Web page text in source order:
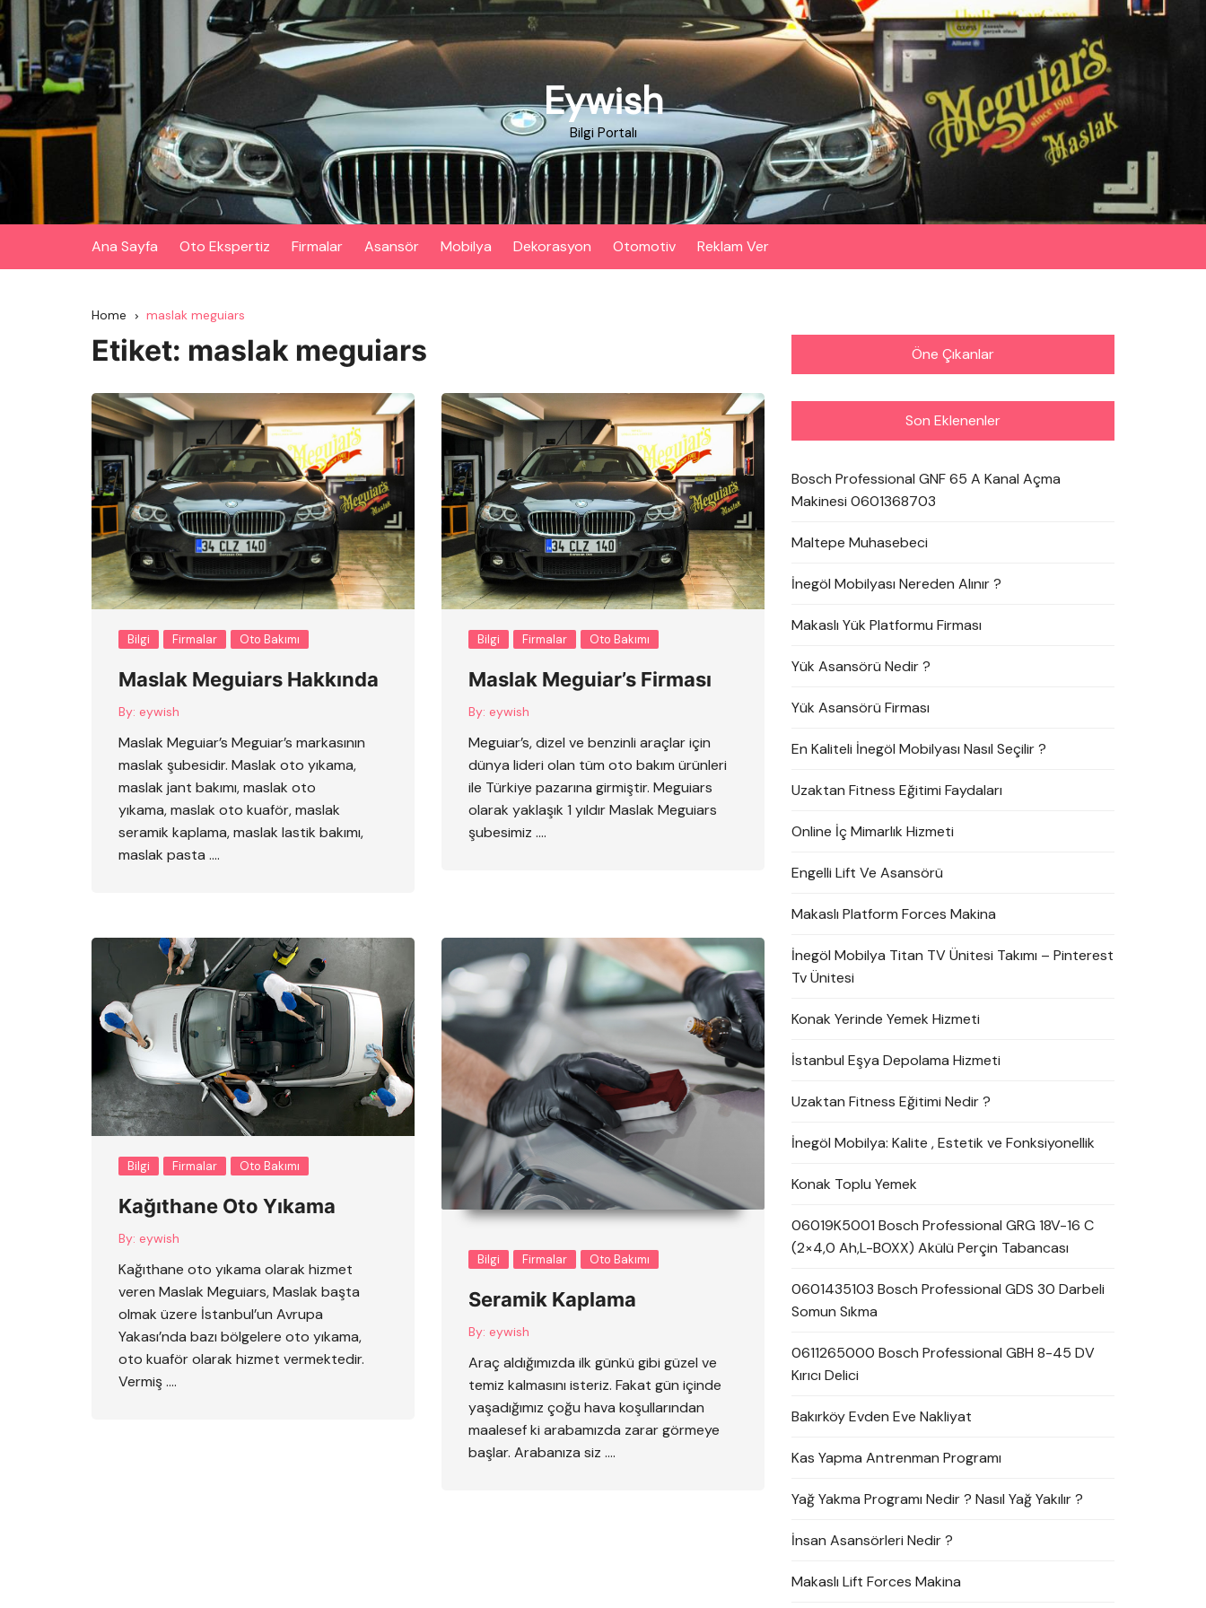
Skip
to
content
Eywish
Bilgi Portalı
Ana Sayfa Oto Ekspertiz Firmalar Asansör Mobilya Dekorasyon Otomotiv Reklam Ver
Home maslak meguiars
Etiket: maslak meguiars
Bilgi Firmalar Oto Bakımı
Maslak Meguiars Hakkında
By: eywish
Maslak Meguiar’s Meguiar’s markasının
maslak şubesidir. Maslak oto yıkama,
maslak jant bakımı, maslak oto
yıkama, maslak oto kuaför, maslak
seramik kaplama, maslak lastik bakımı,
maslak pasta ….
Bilgi Firmalar Oto Bakımı
Maslak Meguiar’s Firması
By: eywish
Meguiar’s, dizel ve benzinli araçlar için
dünya lideri olan tüm oto bakım ürünleri
ile Türkiye pazarına girmiştir. Meguiars
olarak yaklaşık 1 yıldır Maslak Meguiars
şubesimiz ….
Bilgi Firmalar Oto Bakımı
Kağıthane Oto Yıkama
By: eywish
Kağıthane oto yıkama olarak hizmet
veren Maslak Meguiars, Maslak başta
olmak üzere İstanbul’un Avrupa
Yakası’nda bazı bölgelere oto yıkama,
oto kuaför olarak hizmet vermektedir.
Vermiş ….
Bilgi Firmalar Oto Bakımı
Seramik Kaplama
By: eywish
Araç aldığımızda ilk günkü gibi güzel ve
temiz kalmasını isteriz. Fakat gün içinde
yaşadığımız çoğu hava koşullarından
maalesef ki arabamızda zarar görmeye
başlar. Arabanıza siz ….
Öne Çıkanlar
Son Eklenenler
Bosch Professional GNF 65 A Kanal Açma
Makinesi 0601368703
Maltepe Muhasebeci
İnegöl Mobilyası Nereden Alınır ?
Makaslı Yük Platformu Firması
Yük Asansörü Nedir ?
Yük Asansörü Firması
En Kaliteli İnegöl Mobilyası Nasıl Seçilir ?
Uzaktan Fitness Eğitimi Faydaları
Online İç Mimarlık Hizmeti
Engelli Lift Ve Asansörü
Makaslı Platform Forces Makina
İnegöl Mobilya Titan TV Ünitesi Takımı – Pinterest
Tv Ünitesi
Konak Yerinde Yemek Hizmeti
İstanbul Eşya Depolama Hizmeti
Uzaktan Fitness Eğitimi Nedir ?
İnegöl Mobilya: Kalite , Estetik ve Fonksiyonellik
Konak Toplu Yemek
06019K5001 Bosch Professional GRG 18V-16 C
(2×4,0 Ah,L-BOXX) Akülü Perçin Tabancası
0601435103 Bosch Professional GDS 30 Darbeli
Somun Sıkma
0611265000 Bosch Professional GBH 8-45 DV
Kırıcı Delici
Bakırköy Evden Eve Nakliyat
Kas Yapma Antrenman Programı
Yağ Yakma Programı Nedir ? Nasıl Yağ Yakılır ?
İnsan Asansörleri Nedir ?
Makaslı Lift Forces Makina